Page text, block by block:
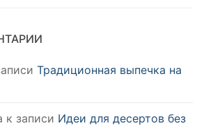
Традиционная выпечка на
к записи Идеи для десертов без